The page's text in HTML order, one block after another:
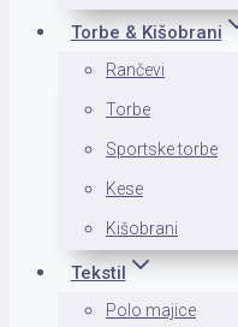
Torbe & Kišobrani
Rančevi
Torbe
Sportske torbe
Kese
Kišobrani
Tekstil
Polo majice